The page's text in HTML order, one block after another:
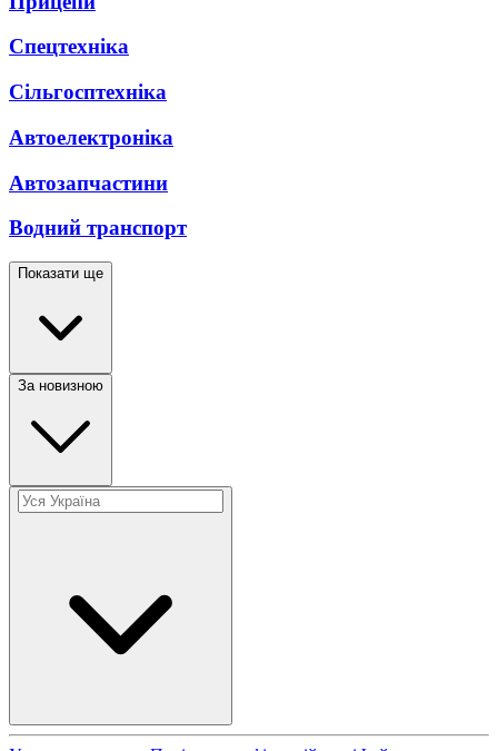
Спецтехніка
Сільгосптехніка
Автоелектроніка
Автозапчастини
Водний транспорт
Показати ще
За новизною